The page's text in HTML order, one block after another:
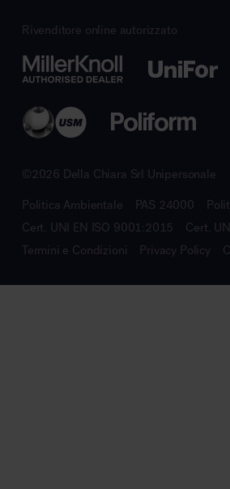
Rivenditore online autorizzato
©2026 Della Chiara Srl Unipersonale
Politica Ambientale PAS 24000
Cert. UNI EN ISO 9001:2015
Cert.
Termini e Condizioni
Privacy Policy